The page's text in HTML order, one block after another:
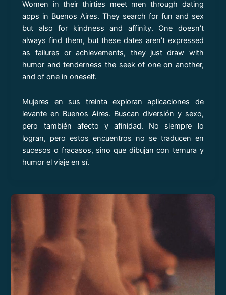
Women in their thirties meet men through dating
apps in Buenos Aires. They search for fun and sex
but also for kindness and affinity. One doesn’t
always find them, but these dates aren’t expressed
as failures or achievements, they just draw with
humor and tenderness the seek of one on another,
and of one in oneself.
Mujeres en sus treinta exploran aplicaciones de
levante en Buenos Aires. Buscan diversión y sexo,
pero también afecto y afinidad. No siempre lo
logran, pero estos encuentros no se traducen en
sucesos o fracasos, sino que dibujan con ternura y
humor el viaje en sí.